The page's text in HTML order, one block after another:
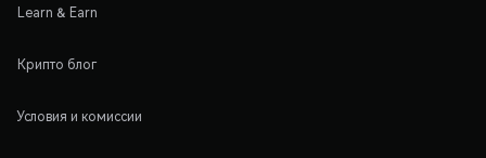
Learn & Earn
Крипто блог
Условия и комиссии